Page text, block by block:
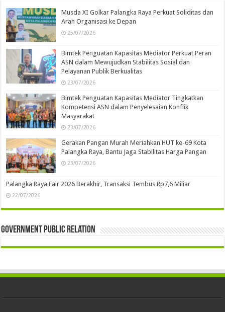
Musda XI Golkar Palangka Raya Perkuat Soliditas dan
Arah Organisasi ke Depan
25/07/2026
Bimtek Penguatan Kapasitas Mediator Perkuat Peran
ASN dalam Mewujudkan Stabilitas Sosial dan
Pelayanan Publik Berkualitas
23/07/2026
Bimtek Penguatan Kapasitas Mediator Tingkatkan
Kompetensi ASN dalam Penyelesaian Konflik
Masyarakat
23/07/2026
Gerakan Pangan Murah Meriahkan HUT ke-69 Kota
Palangka Raya, Bantu Jaga Stabilitas Harga Pangan
23/07/2026
Palangka Raya Fair 2026 Berakhir, Transaksi Tembus Rp7,6 Miliar
22/07/2026
Government Public Relation